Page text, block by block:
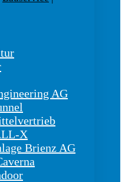
AG
X
Brienz AG
Welt